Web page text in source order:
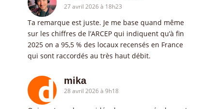
27 avril 2026 à 18h23
Ta remarque est juste. Je me base quand même
sur les chiffres de l’ARCEP qui indiquent qu’à fin
2025 on a 95,5 % des locaux recensés en France
qui sont raccordés au très haut débit.
mika
28 avril 2026 à 9h18